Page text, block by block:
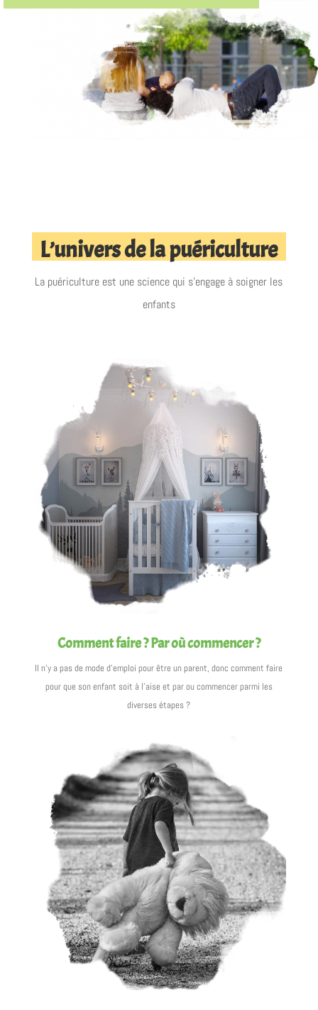
L’univers de la puériculture
La puériculture est une science qui s’engage à soigner les
enfants
Comment faire ? Par où commencer ?
Il n’y a pas de mode d’emploi pour être un parent, donc comment faire
pour que son enfant soit à l’aise et par ou commencer parmi les
diverses étapes ?